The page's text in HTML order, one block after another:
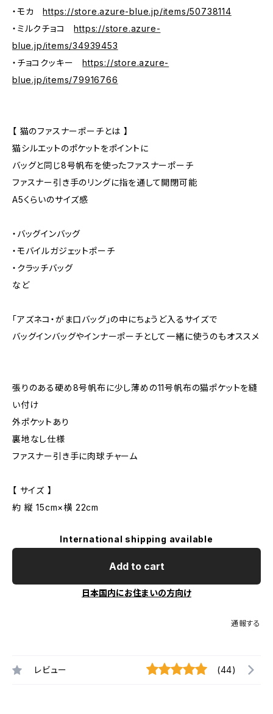
・モカhttps://store.azure-blue.jp/items/50738114
・ミルクチョコhttps://store.azure-
blue.jp/items/34939453
・チョコクッキーhttps://store.azure-
blue.jp/items/79916766
【 猫のファスナーポーチとは 】
猫シルエットのポケットをポイントに
バッグと同じ8号帆布を使ったファスナーポーチ
ファスナー引き手のリングに指を通して開閉可能
A5くらいのサイズ感
・バッグインバッグ
・モバイルガジェットポーチ
・クラッチバッグ
など
「アズネコ・がま口バッグ」の中にちょうど入るサイズで
バッグインバッグやインナーポーチとして一緒に使うのもオススメ
張りのある硬め8号帆布に少し薄めの11号帆布の猫ポケットを縫
い付け
外ポケットあり
裏地なし仕様
ファスナー引き手に肉球チャーム
【 サイズ 】
約 縦 15cm×横 22cm
International shipping available
Add to cart
日本国内にお住まいの方向け
通報する
レビュー (44)